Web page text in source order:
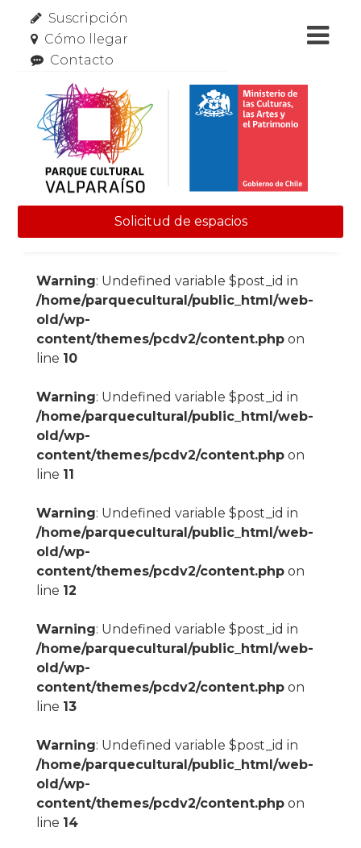
Suscripción
Cómo llegar
Contacto
Solicitud de espacios
Warning: Undefined variable $post_id in
/home/parquecultural/public_html/web-
old/wp-
content/themes/pcdv2/content.phpon
line 10
Warning: Undefined variable $post_id in
/home/parquecultural/public_html/web-
old/wp-
content/themes/pcdv2/content.phpon
line 11
Warning: Undefined variable $post_id in
/home/parquecultural/public_html/web-
old/wp-
content/themes/pcdv2/content.phpon
line 12
Warning: Undefined variable $post_id in
/home/parquecultural/public_html/web-
old/wp-
content/themes/pcdv2/content.phpon
line 13
Warning: Undefined variable $post_id in
/home/parquecultural/public_html/web-
old/wp-
content/themes/pcdv2/content.phpon
line 14